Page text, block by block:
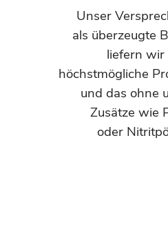
Unser
als überzeugte
liefern wir
höchstmögliche
und das ohne
Zusätze wie
oder